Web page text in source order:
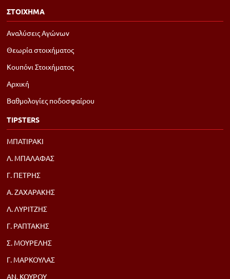
ΣΤΟΙΧΗΜΑ
Αναλύσεις Αγώνων
Θεωρία στοιχήματος
Κουπόνι Στοιχήματος
Αρχική
Βαθμολογίες ποδοσφαίρου
TIPSTERS
ΜΠΑΤΙΡΑΚΙ
Λ. ΜΠΑΛΑΦΑΣ
Γ. ΠΕΤΡΗΣ
Α. ΖΑΧΑΡΑΚΗΣ
Λ. ΛΥΡΙΤΖΗΣ
Γ. ΡΑΠΤΑΚΗΣ
Σ. ΜΟΥΡΕΛΗΣ
Γ. ΜΑΡΚΟΥΛΑΣ
ΑΝ. ΚΟΥΡΟΥ